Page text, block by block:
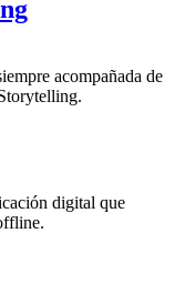
acompañada de
digital que